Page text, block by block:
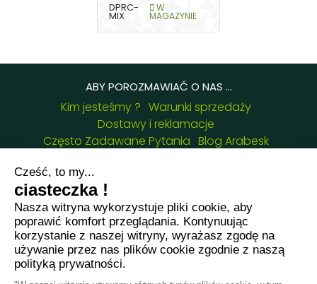
DPRC-
MIX
W
MAGAZYNIE
ABY POROZMAWIAĆ O NAS ...
Kim jesteśmy ? Warunki sprzedaży
Dostawy i reklamacje
Często Zadawane Pytania Blog Arabesk
NASZE DANE KONTAKTOWE :
8 chemin de Casselèvres, 31790 Saint Jory -
France
+33781382437
jessica.fernandes@arabesk.eu
Skontaktuj się z nami na :